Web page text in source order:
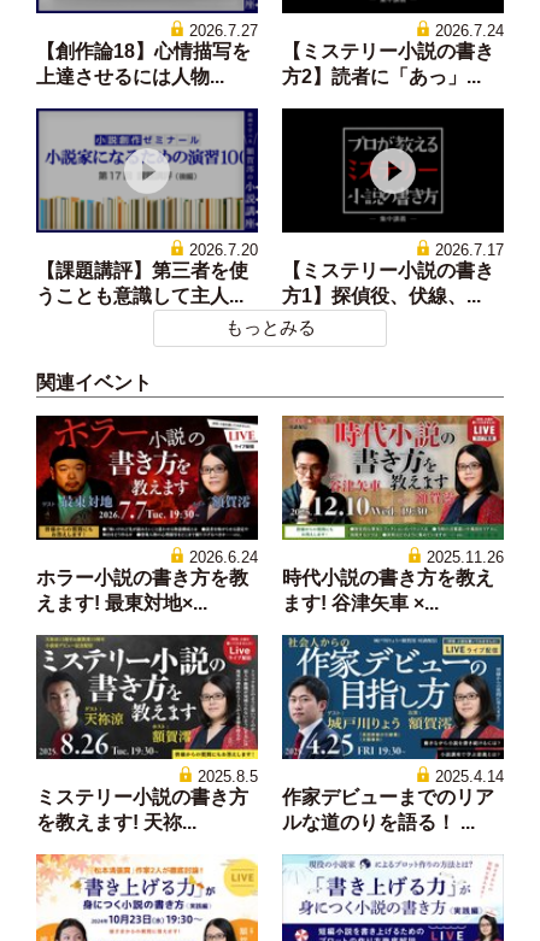
2026.7.27
【創作論18】心情描写を
上達させるには人物...
2026.7.24
【ミステリー小説の書き
方2】読者に「あっ」...
2026.7.20
【課題講評】第三者を使
うことも意識して主人...
2026.7.17
【ミステリー小説の書き
方1】探偵役、伏線、...
もっとみる
関連イベント
2026.6.24
ホラー小説の書き方を教
えます! 最東対地×...
2025.11.26
時代小説の書き方を教え
ます! 谷津矢車 ×...
2025.8.5
ミステリー小説の書き方
を教えます! 天祢...
2025.4.14
作家デビューまでのリア
ルな道のりを語る！ ...